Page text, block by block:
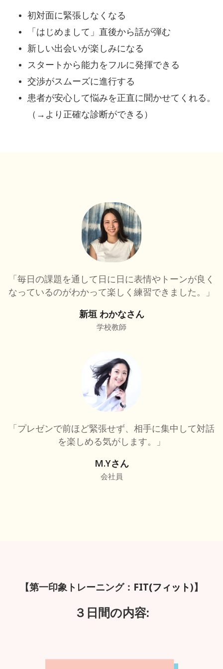
初対面に緊張しなくなる
「はじめまして」直後から話が弾む
新しい出会いが楽しみになる
スタートから能力をフルに発揮できる
交渉がスムーズに進行する
患者が安心して悩みを正直に聞かせてくれる。
（→より正確な診断ができる）
「毎日の課題を通して日に日に表情やトーンが良く
なっているのがわかって楽しく練習できました。」
新垣 わかなさん
学校教師
「プレゼンで前ほど緊張せず、相手に集中して対話
を楽しめる気がします。」
M.Yさん
会社員
【第一印象トレーニング： FIT(フィット)】
３日間の内容: